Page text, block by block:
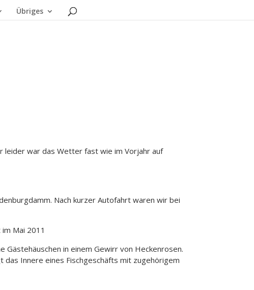
Übriges
leider war das Wetter fast wie im Vorjahr auf
Nach kurzer Autofahrt waren wir bei
Gästehäuschen in einem Gewirr von Heckenrosen.
das Innere eines Fischgeschäfts mit zugehörigem